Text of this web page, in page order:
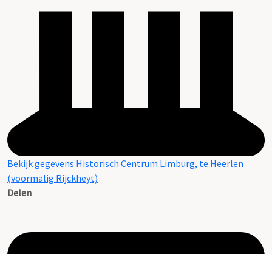
Bekijk gegevens Historisch Centrum Limburg, te Heerlen
(voormalig Rijckheyt)
Delen